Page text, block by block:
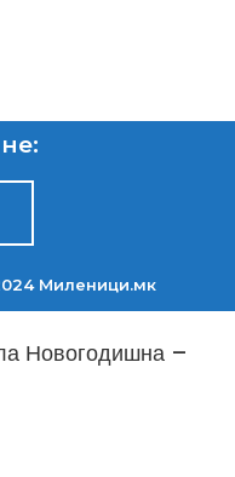
Mиленици.мк
Новогодишна –